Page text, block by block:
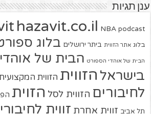
ענן תגיות
hazavit.co.il NBA podcast
בלוג אתר הזווית ביתר ירושלים בלוג
הבית של אוהדי הספורט הבית של
בישראל הזווית הזווית
לחיבורים הזווית לסל הזוית
תל אביב זווית אחרת זווית